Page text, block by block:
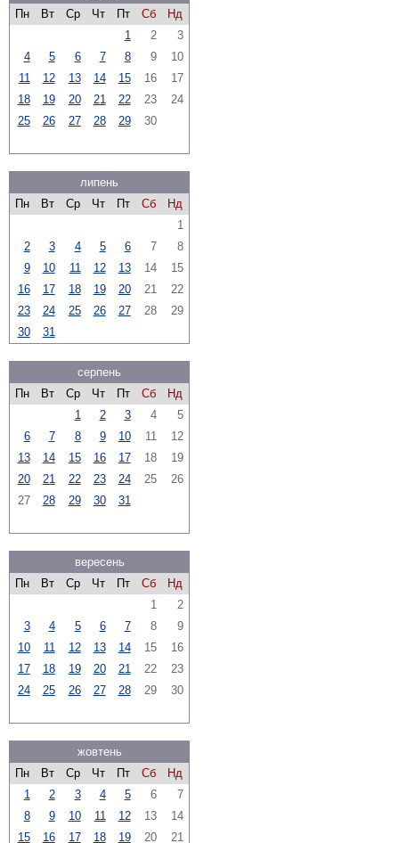
Пн
Вт Ср Чт Пт Сб
Нд
1
2
3
4
5 6 7 8 9
10
11
12 13 14 15 16
17
18
19 20 21 22 23
24
25
26 27 28 29 30
липень
Пн
Вт Ср Чт Пт Сб
Нд
1
2
3 4 5 6 7
8
9
10 11 12 13 14
15
16
17 18 19 20 21
22
23
24 25 26 27 28
29
30
31
серпень
Пн
Вт Ср Чт Пт Сб
Нд
1
2 3 4
5
6
7 8 9 10 11
12
13
14 15 16 17 18
19
20
21 22 23 24 25
26
27
28 29 30 31
вересень
Пн
Вт Ср Чт Пт Сб
Нд
1
2
3
4 5 6 7 8
9
10
11 12 13 14 15
16
17
18 19 20 21 22
23
24
25 26 27 28 29 30
жовтень
Пн
Вт Ср Чт Пт Сб
Нд
1
2 3 4 5 6
7
8
9 10 11 12 13
14
15
16 17 18 19 20 21